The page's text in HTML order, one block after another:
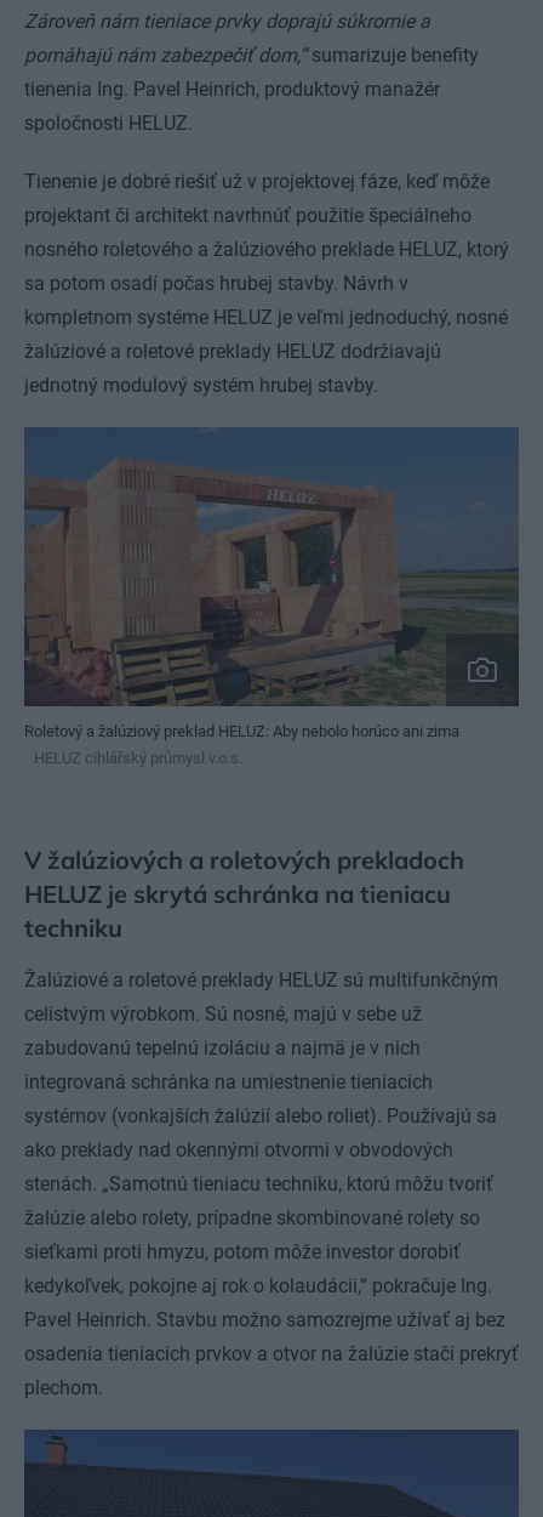
Zároveň nám tieniace prvky doprajú súkromie a
pomáhajú nám zabezpečiť dom,“sumarizuje benefity
tienenia Ing. Pavel Heinrich, produktový manažér
spoločnosti HELUZ.
Tienenie je dobré riešiť už v projektovej fáze, keď môže
projektant či architekt navrhnúť použitie špeciálneho
nosného roletového a žalúziového preklade HELUZ, ktorý
sa potom osadí počas hrubej stavby. Návrh v
kompletnom systéme HELUZ je veľmi jednoduchý, nosné
žalúziové a roletové preklady HELUZ dodržiavajú
jednotný modulový systém hrubej stavby.
Roletový a žalúziový preklad HELUZ: Aby nebolo horúco ani zima
HELUZ cihlářský průmysl v.o.s.
V žalúziových a roletových prekladoch
HELUZ je skrytá schránka na tieniacu
techniku
Žalúziové a roletové preklady HELUZ sú multifunkčným
celistvým výrobkom. Sú nosné, majú v sebe už
zabudovanú tepelnú izoláciu a najmä je v nich
integrovaná schránka na umiestnenie tieniacich
systémov (vonkajších žalúzií alebo roliet). Používajú sa
ako preklady nad okennými otvormi v obvodových
stenách. „Samotnú tieniacu techniku, ktorú môžu tvoriť
žalúzie alebo rolety, prípadne skombinované rolety so
sieťkami proti hmyzu, potom môže investor dorobiť
kedykoľvek, pokojne aj rok o kolaudácii,“ pokračuje Ing.
Pavel Heinrich. Stavbu možno samozrejme užívať aj bez
osadenia tieniacich prvkov a otvor na žalúzie stačí prekryť
plechom.